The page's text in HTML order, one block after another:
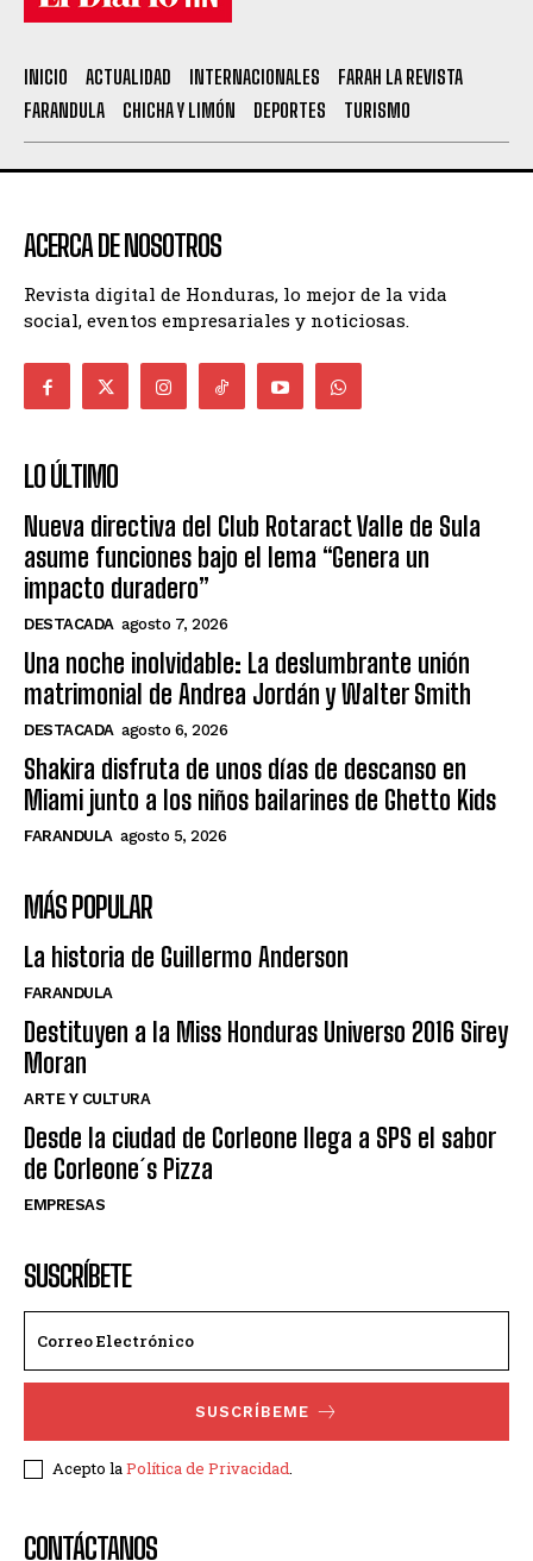
INICIO ACTUALIDAD INTERNACIONALES
FARAH LA REVISTA
FARANDULA
CHICHA Y LIMÓN DEPORTES TURISMO
ACERCA DE NOSOTROS
Revista digital de Honduras, lo mejor de la vida
social, eventos empresariales y noticiosas.
LO ÚLTIMO
Nueva directiva del Club Rotaract Valle de Sula
asume funciones bajo el lema “Genera un
impacto duradero”
DESTACADA agosto 7, 2026
Una noche inolvidable: La deslumbrante unión
matrimonial de Andrea Jordán y Walter Smith
DESTACADA agosto 6, 2026
Shakira disfruta de unos días de descanso en
Miami junto a los niños bailarines de Ghetto Kids
FARANDULA agosto 5, 2026
MÁS POPULAR
La historia de Guillermo Anderson
FARANDULA
Destituyen a la Miss Honduras Universo 2016 Sirey
Moran
ARTE Y CULTURA
Desde la ciudad de Corleone llega a SPS el sabor
de Corleone´s Pizza
EMPRESAS
SUSCRÍBETE
SUSCRÍBEME
Acepto laPolítica de Privacidad.
CONTÁCTANOS